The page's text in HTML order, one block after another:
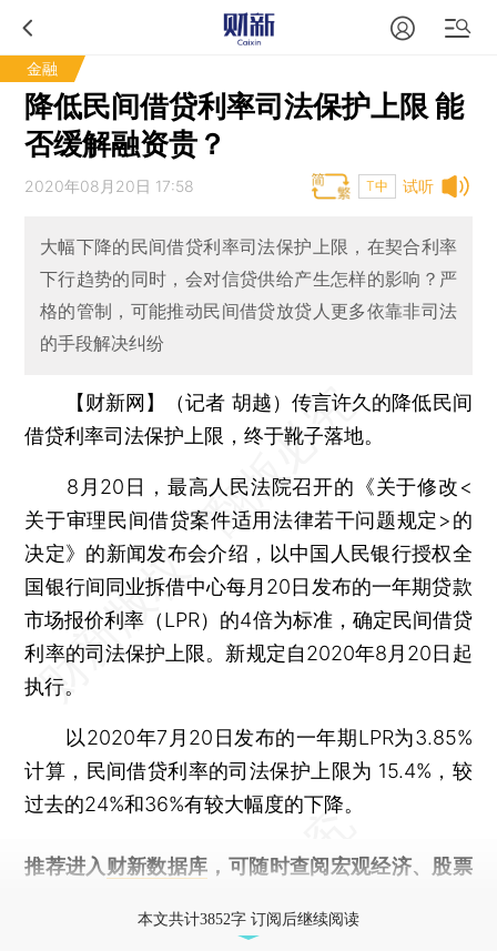
金融
降低民间借贷利率司法保护上限 能
否缓解融资贵？
试听
2020年08月20日 17:58 T中
大幅下降的民间借贷利率司法保护上限，在契合利率
下行趋势的同时，会对信贷供给产生怎样的影响？严
格的管制，可能推动民间借贷放贷人更多依靠非司法
的手段解决纠纷
【财新网】（记者 胡越） 传言许久的降低民间
借贷利率司法保护上限，终于靴子落地。
8月20日，最高人民法院召开的《关于修改<
关于审理民间借贷案件适用法律若干问题规定>的
决定》的新闻发布会介绍，以中国人民银行授权全
国银行间同业拆借中心每月20日发布的一年期贷款
市场报价利率（LPR）的4倍为标准，确定民间借贷
利率的司法保护上限。新规定自2020年8月20日起
执行。
以2020年7月20日发布的一年期LPR为3.85%
计算，民间借贷利率的司法保护上限为 15.4%，较
过去的24%和36%有较大幅度的下降。
推荐进入 财新数据库 ，可随时查阅宏观经济、股票
本文共计3852字 订阅后继续阅读